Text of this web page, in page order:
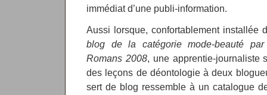
immédiat d’une publi-information.
Aussi lorsque, confortablement installée
blog de la catégorie mode-beauté par
Romans 2008, une apprentie-journaliste
des leçons de déontologie à deux
sert de blog ressemble à un catalogue